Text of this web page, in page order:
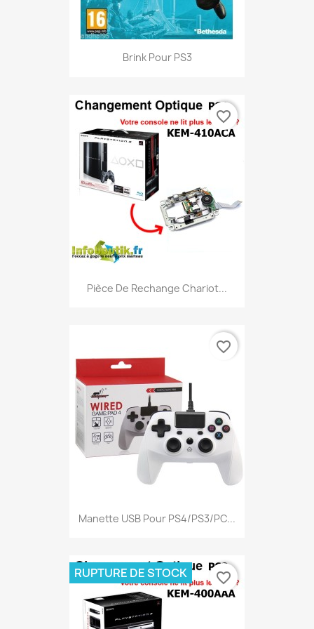
Brink Pour PS3
Pièce De Rechange Chariot...
favorite_border
Manette USB Pour PS4/PS3/PC...
favorite_border
RUPTURE DE STOCK favorite_border